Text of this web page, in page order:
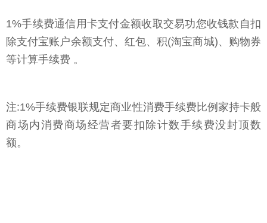
1%手续费通信用卡支付金额收取交易功您收钱款自扣
除支付宝账户余额支付、红包、积(淘宝商城)、购物券
等计算手续费 。
注:1%手续费银联规定商业性消费手续费比例家持卡般
商场内消费商场经营者要扣除计数手续费没封顶数
额。